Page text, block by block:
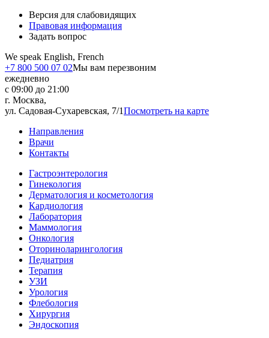
Версия для слабовидящих
Правовая информация
Задать вопрос
We speak English, French
+7 800 500 07 02Мы вам перезвоним
ежедневно
с 09:00 до 21:00
г. Москва,
ул. Садовая-Сухаревская, 7/1Посмотреть на карте
Направления
Врачи
Контакты
Гастроэнтерология
Гинекология
Дерматология и косметология
Кардиология
Лаборатория
Маммология
Онкология
Оториноларингология
Педиатрия
Терапия
УЗИ
Урология
Флебология
Хирургия
Эндоскопия